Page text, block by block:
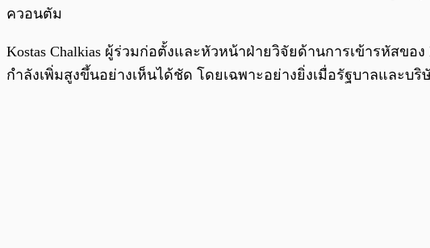
ควอนตัม
Kostas Chalkias ผู้ร่วมก่อตั้งและหัวหน้าฝ่ายวิจัยด้านการเข้ารหัสข
กำลังเพิ่มสูงขึ้นอย่างเห็นได้ชัด โดยเฉพาะอย่างยิ่งเมื่อรัฐบาลและบ